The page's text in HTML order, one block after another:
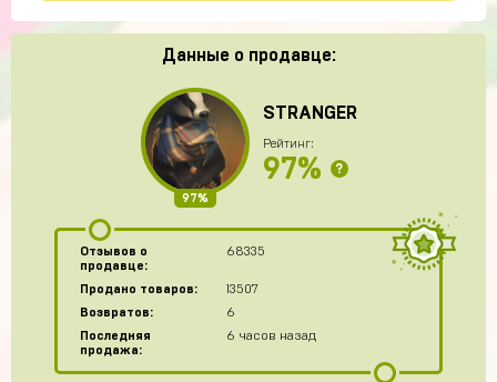
Данные о продавце:
97%
STRANGER
Рейтинг:
97% ?
Отзывов о
продавце:
68335
Продано товаров:
13507
Возвратов:
6
Последняя
продажа:
6 часов назад